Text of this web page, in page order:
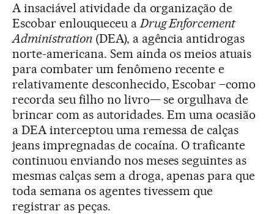
A insaciável atividade da organização de
Escobar enlouqueceu aDrug Enforcement
Administration(DEA), a agência antidrogas
norte-americana. Sem ainda os meios atuais
para combater um fenômeno recente e
relativamente desconhecido, Escobar –como
recorda seu filho no livro— se orgulhava de
brincar com as autoridades. Em uma ocasião
a DEA interceptou uma remessa de calças
jeans impregnadas de cocaína. O traficante
continuou enviando nos meses seguintes as
mesmas calças sem a droga, apenas para que
toda semana os agentes tivessem que
registrar as peças.